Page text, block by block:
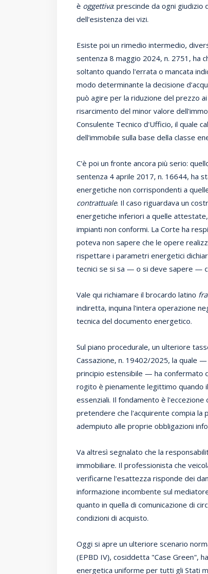
è oggettiva: prescinde da ogni
dell'esistenza dei vizi.
Esiste poi un rimedio intermedio,
sentenza 8 maggio 2024, n. 2751, ha
soltanto quando l'errata o mancata
modo determinante la decisione
può agire per la riduzione del prezzo
risarcimento del minor valore
Consulente Tecnico d'Ufficio, il quale
dell'immobile sulla base della classe
C'è poi un fronte ancora più serio:
sentenza 4 aprile 2017, n. 16644, ha
energetiche non corrispondenti a
contrattuale. Il caso riguardava un
energetiche inferiori a quelle
impianti non conformi. La Corte ha
poteva non sapere che le opere
rispettare i parametri energetici
tecnici se si sa — o si deve sapere —
Vale qui richiamare il brocardo latino
indiretta, inquina l'intera operazione
tecnica del documento energetico.
Sul piano procedurale, un ulteriore
Cassazione, n. 19402/2025, la quale
principio estensibile — ha confermato
rogito è pienamente legittimo quando
essenziali. Il fondamento è l'eccezione
pretendere che l'acquirente compia la
adempiuto alle proprie obbligazioni
Va altresì segnalato che la
immobiliare. Il professionista che
verificarne l'esattezza risponde dei
informazione incombente sul
quanto in quella di comunicazione di
condizioni di acquisto.
Oggi si apre un ulteriore scenario
(EPBD IV), cosiddetta "Case Green",
energetica uniforme per tutti gli Stati